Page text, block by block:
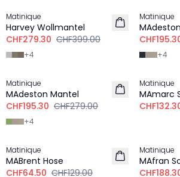
Matinique
Harvey Wollmantel
CHF279.30 CHF399.00
+4
Matinique
+4
-30%
Matinique
MAdeston Mantel
CHF195.30 CHF279.00
+4
-30%
Matinique
MAmarc
-50%
Matinique
MABrent Hose
CHF64.50 CHF129.00
Matinique
MAfran